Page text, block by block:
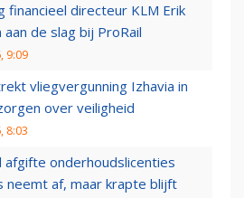
financieel directeur KLM Erik
aan de slag bij ProRail
9:09
vliegvergunning Izhavia in
over veiligheid
8:03
afgifte onderhoudslicenties
neemt af, maar krapte blijft